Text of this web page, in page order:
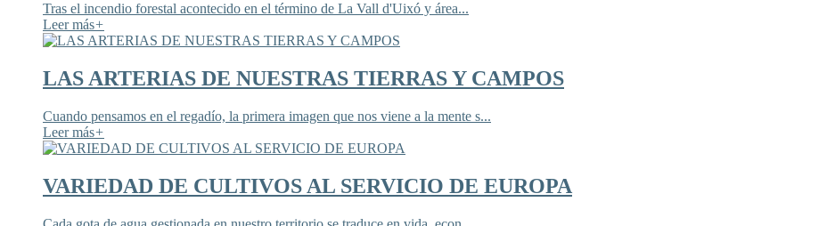
Tras el incendio forestal acontecido en el término de La Vall d'Uixó y área...
Leer más+
LAS ARTERIAS DE NUESTRAS TIERRAS Y CAMPOS
Cuando pensamos en el regadío, la primera imagen que nos viene a la mente s...
Leer más+
VARIEDAD DE CULTIVOS AL SERVICIO DE EUROPA